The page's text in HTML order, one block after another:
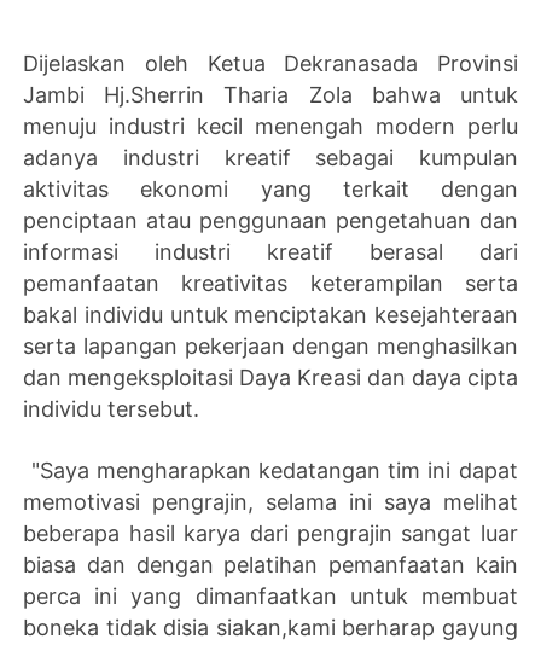
Dijelaskan oleh Ketua Dekranasada Provinsi
Jambi Hj.Sherrin Tharia Zola bahwa untuk
menuju industri kecil menengah modern perlu
adanya industri kreatif sebagai kumpulan
aktivitas ekonomi yang terkait dengan
penciptaan atau penggunaan pengetahuan dan
informasi industri kreatif berasal dari
pemanfaatan kreativitas keterampilan serta
bakal individu untuk menciptakan kesejahteraan
serta lapangan pekerjaan dengan menghasilkan
dan mengeksploitasi Daya Kreasi dan daya cipta
individu tersebut.
"Saya mengharapkan kedatangan tim ini dapat
memotivasi pengrajin, selama ini saya melihat
beberapa hasil karya dari pengrajin sangat luar
biasa dan dengan pelatihan pemanfaatan kain
perca ini yang dimanfaatkan untuk membuat
boneka tidak disia siakan,kami berharap gayung